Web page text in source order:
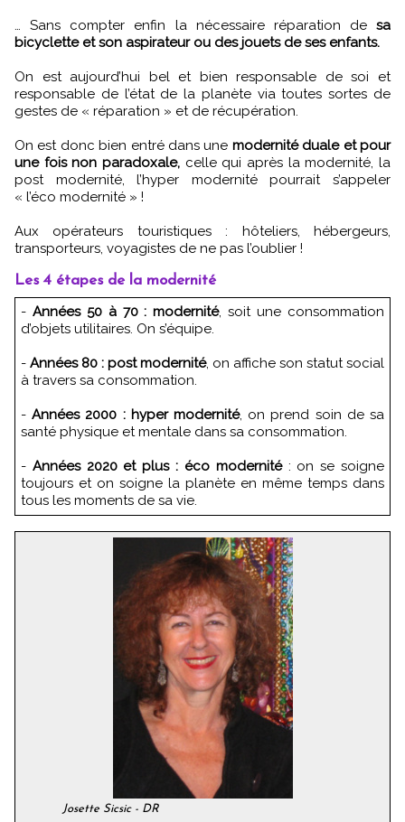
… Sans compter enfin la nécessaire réparation de sa
bicyclette et son aspirateur ou des jouets de ses enfants.
On est aujourd’hui bel et bien responsable de soi et
responsable de l’état de la planète via toutes sortes de
gestes de « réparation » et de récupération.
On est donc bien entré dans une modernité duale et pour
une fois non paradoxale, celle qui après la modernité, la
post modernité, l’hyper modernité pourrait s’appeler
« l’éco modernité » !
Aux opérateurs touristiques : hôteliers, hébergeurs,
transporteurs, voyagistes de ne pas l’oublier !
Les 4 étapes de la modernité
Années 50 à 70 : modernité, soit une consommation
d’objets utilitaires. On s’équipe.
- Années 80 : post modernité, on affiche son statut social
à travers sa consommation.
-Années 2000 : hyper modernité, on prend soin de sa
santé physique et mentale dans sa consommation.
- Années 2020 et plus : éco modernité: on se soigne
toujours et on soigne la planète en même temps dans
tous les moments de sa vie.
Josette Sicsic - DR